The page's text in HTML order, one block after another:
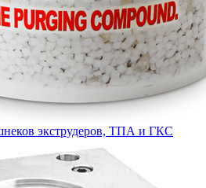
экструдеров, ТПА и ГКС